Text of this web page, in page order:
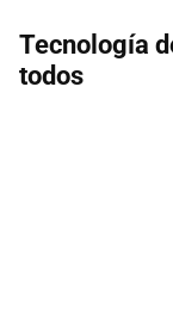
Tecnología
todos